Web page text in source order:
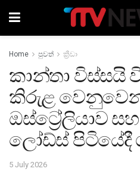
Home පුවත් ක්‍රීඩා
කාන්තා විස්සයි
කිරුළ වෙනුවෙන්
ඔස්ට්‍රේලියාව
ලෝඩ්ස් පිටියේදී
5 July 2026